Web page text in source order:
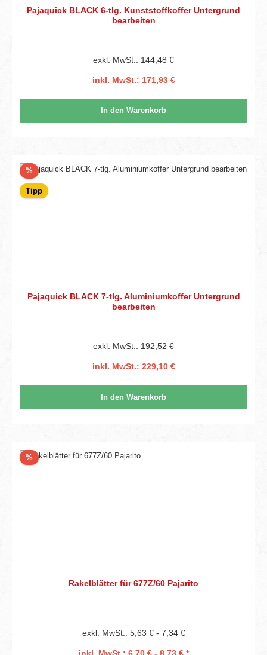
Pajaquick BLACK 6-tlg. Kunststoffkoffer Untergrund
bearbeiten
exkl. MwSt.: 144,48 €
inkl. MwSt.: 171,93 €
In den Warenkorb
%Rabatt
Tipp
Pajaquick BLACK 7-tlg. Aluminiumkoffer Untergrund
bearbeiten
exkl. MwSt.: 192,52 €
inkl. MwSt.: 229,10 €
In den Warenkorb
%Rabatt
Rakelblätter für 677Z/60 Pajarito
exkl. MwSt.: 5,63 € - 7,34 €
inkl. MwSt.: 6,70 € - 8,73 € *